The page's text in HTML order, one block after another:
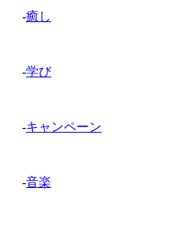
-癒し
-学び
-キャンペーン
-音楽